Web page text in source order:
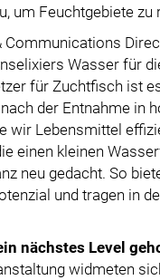
um Feuchtgebiete
Communications
Wasser für
für Zuchtfisch ist
der Entnahme in
wir Lebensmittel
einen kleinen
neu gedacht. So
und tragen in
nächstes Level
widmeten